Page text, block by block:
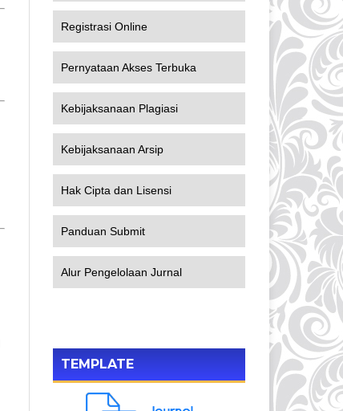
Registrasi Online
Pernyataan Akses Terbuka
Kebijaksanaan Plagiasi
Kebijaksanaan Arsip
Hak Cipta dan Lisensi
Panduan Submit
Alur Pengelolaan Jurnal
TEMPLATE